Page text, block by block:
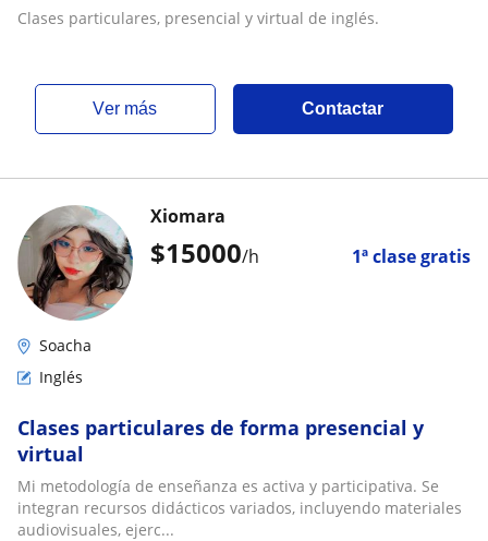
Clases particulares, presencial y virtual de inglés.
ver más Contactar
$15000/h 1ª clase gratis
Xiomara
Soacha
Inglés
Clases particulares de forma presencial y
virtual
Mi metodología de enseñanza es activa y participativa. Se
integran recursos didácticos variados, incluyendo materiales
audiovisuales, ejerc...